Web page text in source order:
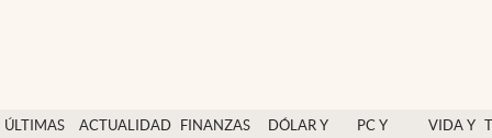
ÚLTIMAS
ACTUALIDAD
FINANZAS
DÓLAR Y
PC Y
VIDA Y
Actualidad